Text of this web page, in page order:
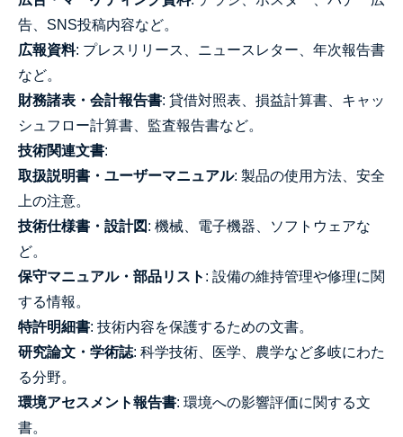
告、SNS投稿内容など。
広報資料: プレスリリース、ニュースレター、年次報告書
など。
財務諸表・会計報告書: 貸借対照表、損益計算書、キャッ
シュフロー計算書、監査報告書など。
技術関連文書:
取扱説明書・ユーザーマニュアル: 製品の使用方法、安全
上の注意。
技術仕様書・設計図 : 機械、電子機器、ソフトウェアな
ど。
保守マニュアル・部品リスト : 設備の維持管理や修理に関
する情報。
特許明細書: 技術内容を保護するための文書。
研究論文・学術誌: 科学技術、医学、農学など多岐にわた
る分野。
環境アセスメント報告書: 環境への影響評価に関する文
書。